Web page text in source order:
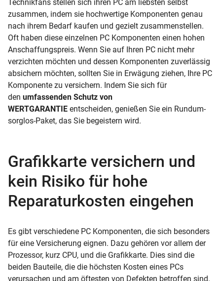
Technikfans stellen sich ihren PC am liebsten selbst
zusammen, indem sie hochwertige Komponenten genau
nach ihrem Bedarf kaufen und gezielt zusammenstellen.
Oft haben diese einzelnen PC Komponenten einen hohen
Anschaffungspreis. Wenn Sie auf Ihren PC nicht mehr
verzichten möchten und dessen Komponenten zuverlässig
absichern möchten, sollten Sie in Erwägung ziehen, Ihre PC
Komponente zu versichern. Indem Sie sich für
den umfassenden Schutz von
WERTGARANTIE entscheiden, genießen Sie ein Rundum-
sorglos-Paket, das Sie begeistern wird.
Grafikkarte versichern und
kein Risiko für hohe
Reparaturkosten eingehen
Es gibt verschiedene PC Komponenten, die sich besonders
für eine Versicherung eignen. Dazu gehören vor allem der
Prozessor, kurz CPU, und die Grafikkarte. Dies sind die
beiden Bauteile, die die höchsten Kosten eines PCs
verursachen und am öftesten von Defekten betroffen sind.